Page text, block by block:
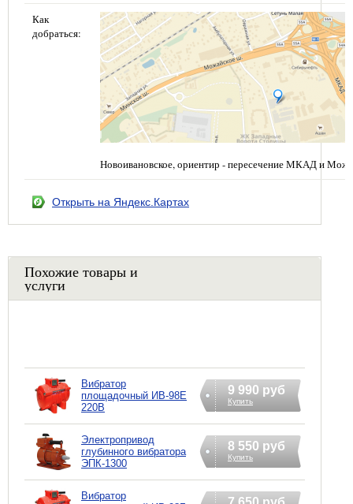
Как
добраться:
Новоивановское, ориентир - пересечение МКАД и
Открыть на Яндекс.Картах
Похожие товары и
услуги
Вибратор
площадочный ИВ-98Е
220В
9 990 руб
Купить
Электропривод
глубинного вибратора
ЭПК-1300
8 550 руб
Купить
Вибратор